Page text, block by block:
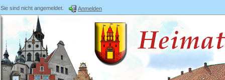
Sie sind nicht angemeldet. Anmelden